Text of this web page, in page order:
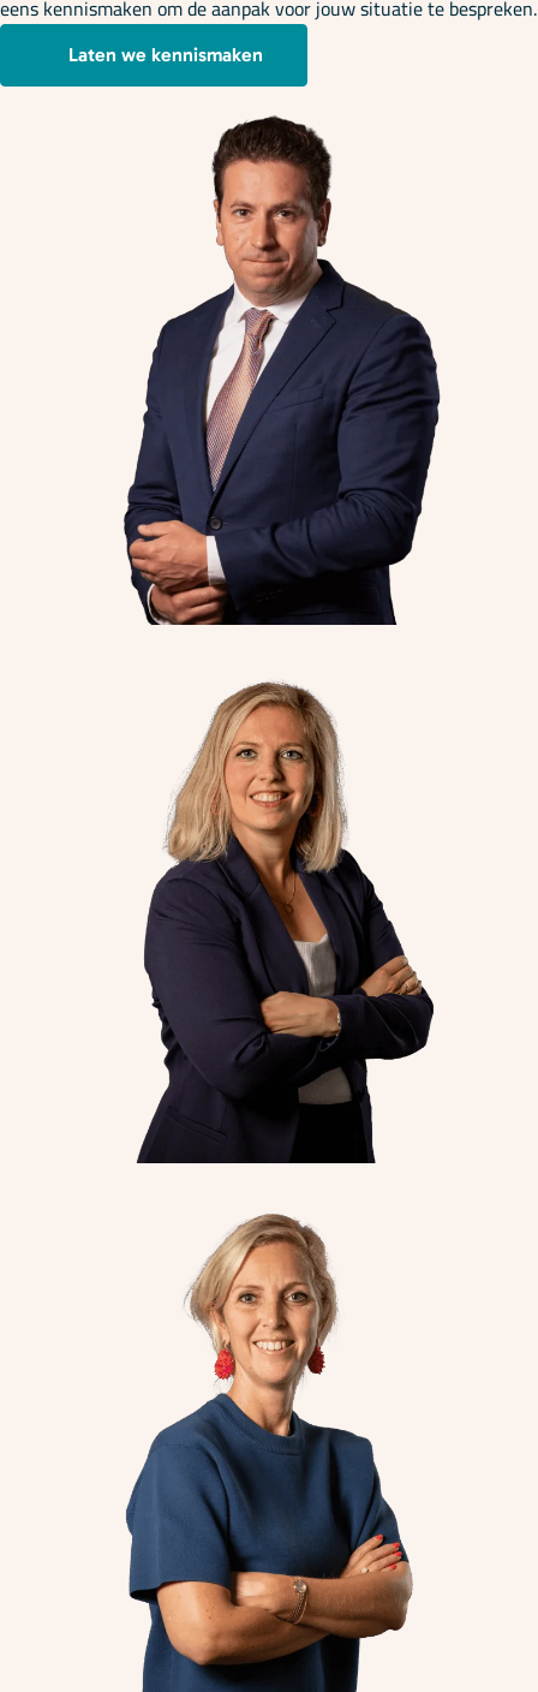
eens kennismaken om de aanpak voor jouw situatie te bespreken.
Laten we kennismaken